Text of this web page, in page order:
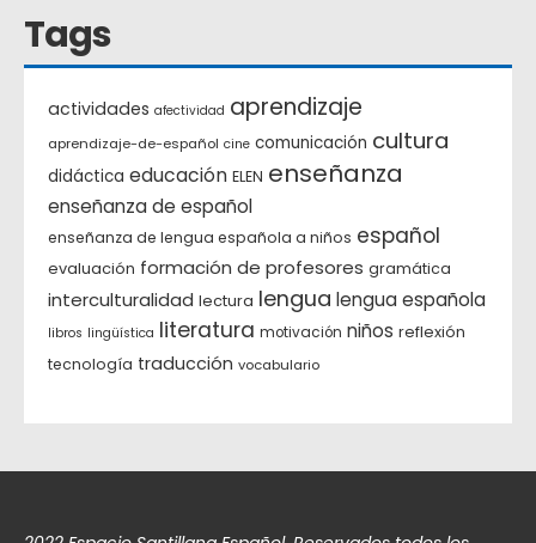
Tags
actividades afectividad aprendizaje
aprendizaje-de-español cine comunicación cultura
didáctica educación ELEN enseñanza
enseñanza de español
enseñanza de lengua española a niños español
evaluación formación de profesores gramática
interculturalidad lectura lengua lengua española
libros lingüística literatura motivación niños reflexión
tecnología traducción vocabulario